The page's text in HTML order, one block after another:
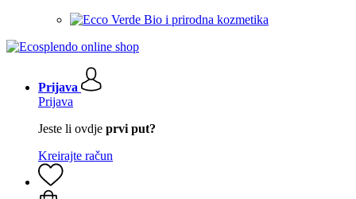
Bio i prirodna kozmetika
Prijava
Prijava
Jeste li ovdje prvi put?
Kreirajte račun